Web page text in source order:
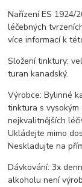
Nařízení ES 1924/
léčebných
více informací k
Složení tinktury:
turan kanadský.
Výrobce: Bylinné
tinktura s
nejkvalitnějších
Ukládejte mimo
Neskladujte na
Dávkování: 3x
alkoholu není